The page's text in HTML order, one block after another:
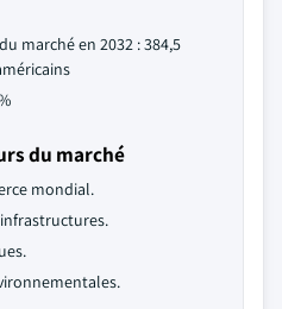
marché en 2032 : 384,5
du marché
mondial.